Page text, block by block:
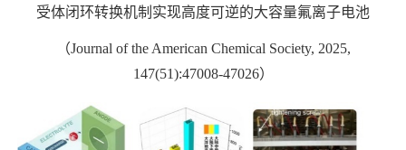
受体闭环转换机制实现高度可逆的大容量氟离子电池
（Journal of the American Chemical Society, 2025,
147(51):47008-47026）